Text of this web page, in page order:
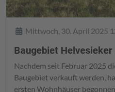
DetailsMittwoch, 30. April 2025
Baugebiet
Nachdem seit Februar 2025
Baugebiet verkauft werden,
ersten Wohnhäuser